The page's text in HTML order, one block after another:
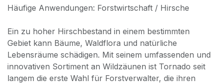
Häufige Anwendungen: Forstwirtschaft / Hirsche
Ein zu hoher Hirschbestand in einem bestimmten
Gebiet kann Bäume, Waldflora und natürliche
Lebensräume schädigen. Mit seinem umfassenden und
innovativen Sortiment an Wildzäunen ist Tornado seit
langem die erste Wahl für Forstverwalter, die ihren